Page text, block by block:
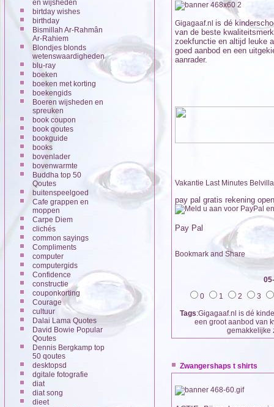
en wijsheden
birtday wishes
birthday
Bismillah Ar-Rahmân
Ar-Rahiem
Blondjes blonds
wetenswaardigheden
blu-ray
boeken
boeken met korting
boekengids
Boeren wijsheden en
spreuken
book coupon
book qoutes
bookguide
books
bovenlader
bovenwarmte
Buddha top 50
Qoutes
buitenspeelgoed
Cafe grappen en
moppen
Carpe Diem
clichés
common sayings
Compliments
computer
computergids
Confidence
constructie
couponkorting
Courage
cultuur
Dalai Lama Quotes
David Bowie Popular
Qoutes
Dennis Bergkamp top
50 qoutes
desktopsd
dgitale fotografie
diat
diat song
dieet
Gigagaaf.nl is dé
van de beste
zoekfunctie en altijd leuke
goed aanbod en een
aanrader.
Vakantie Last Minutes Belvilla
pay pal gratis rekening
Pay Pal
0
1 2
3
Tags:Gigagaaf.nl is dé
een groot aanbod van
gemakkelijke
Zwangershaps t shirts